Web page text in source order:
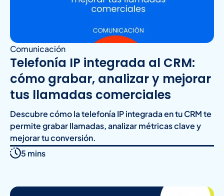
Comunicación
Telefonía IP integrada al CRM:
cómo grabar, analizar y mejorar
tus llamadas comerciales
Descubre cómo la telefonía IP integrada en tu CRM te
permite grabar llamadas, analizar métricas clave y
mejorar tu conversión.
5 mins